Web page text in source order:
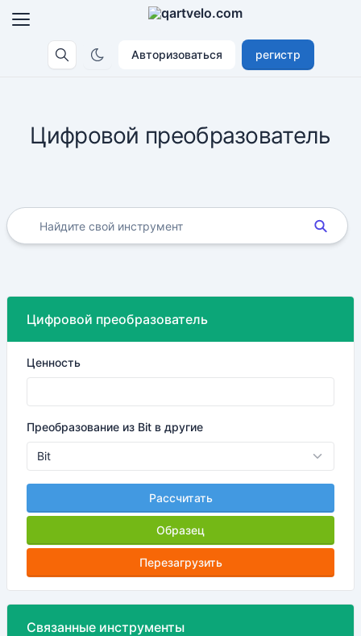
Авторизоваться регистр
Цифровой преобразователь
Цифровой преобразователь
Ценность
Преобразование из Bit в другие
Рассчитать
Образец
Перезагрузить
Связанные инструменты